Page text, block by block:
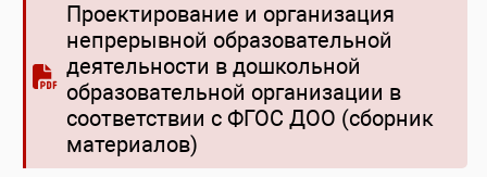
Проектирование и организация
непрерывной образовательной
деятельности в дошкольной
образовательной организации в
соответствии с ФГОС ДОО (сборник
материалов)